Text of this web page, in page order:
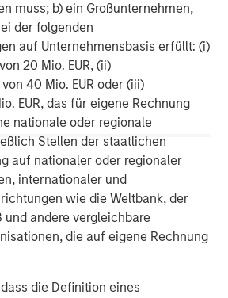
muss; b) ein Großunternehmen,
der folgenden
auf Unternehmensbasis erfüllt: (i)
20 Mio. EUR, (ii)
40 Mio. EUR oder (iii)
EUR, das für eigene Rechnung
nationale oder regionale
Stellen der staatlichen
auf nationaler oder regionaler
internationaler und
wie die Weltbank, der
und andere vergleichbare
die auf eigene Rechnung
die Definition eines
Partners, the energy-focused
of Morgan Stanley Investment
energy private equity platform
negotiated equity and equity-related
companies located primarily in
Stanley Energy Partners pursues
strategy, focused on the
of strategically attractive,
across the energy value
with world-class management
about Morgan Stanley
im/energypartners
Partners